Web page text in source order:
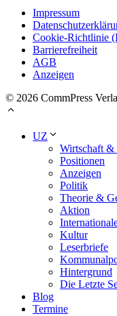
Impressum
Cookie-Richtlinie
Barrierefreiheit
AGB
Anzeigen
© 2026 CommPress
UZ
Wirtschaft &
Positionen
Anzeigen
Politik
Theorie &
Aktion
Kultur
Leserbriefe
Hintergrund
Die Letzte
Blog
Termine